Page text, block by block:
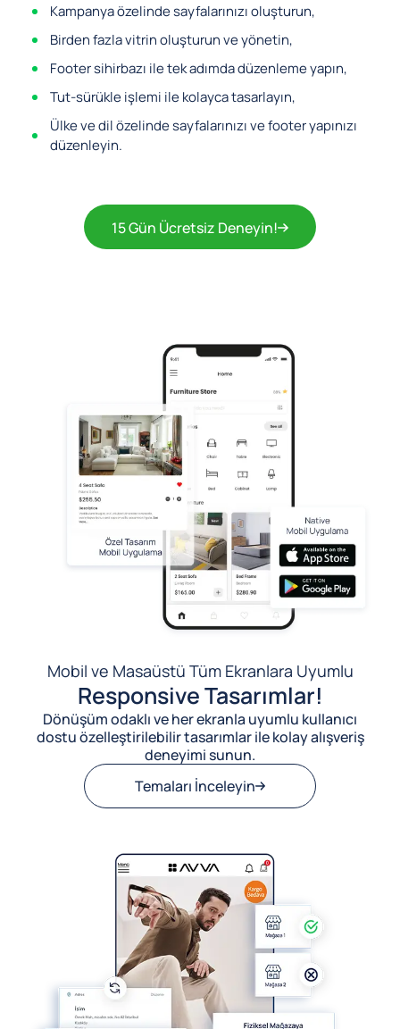
Kampanya özelinde sayfalarınızı oluşturun,
Birden fazla vitrin oluşturun ve yönetin,
Footer sihirbazı ile tek adımda düzenleme yapın,
Tut-sürükle işlemi ile kolayca tasarlayın,
Ülke ve dil özelinde sayfalarınızı ve footer yapınızı
düzenleyin.
15 Gün Ücretsiz Deneyin!
Mobil ve Masaüstü Tüm Ekranlara Uyumlu
Responsive Tasarımlar!
Dönüşüm odaklı ve her ekranla uyumlu kullanıcı
dostu özelleştirilebilir tasarımlar ile kolay alışveriş
deneyimi sunun.
Temaları İnceleyin